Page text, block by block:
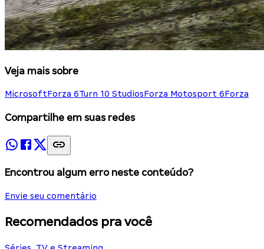
Veja mais sobre
MicrosoftForza 6Turn 10 StudiosForza Motosport 6Forza
Compartilhe em suas redes
Encontrou algum erro neste conteúdo?
Envie seu comentário
Recomendados pra você